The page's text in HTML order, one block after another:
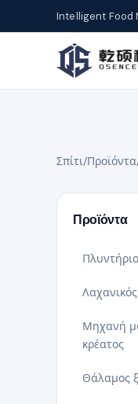
Intelligent Food
Σπίτι/Προϊόντα
Προϊόντα
Λαχανικός
Μηχανή
κρέατος
Θάλαμος